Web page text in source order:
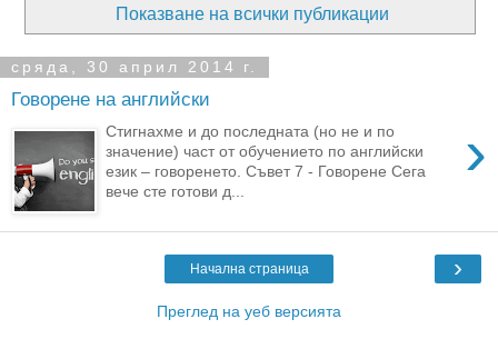
Показване на всички публикации
сряда, 30 април 2014 г.
Говорене на английски
›
Стигнахме и до последната (но не и по
значение) част от обучението по английски
език – говоренето. Съвет 7 - Говорене Сега
вече сте готови д...
›
Начална страница
Преглед на уеб версията